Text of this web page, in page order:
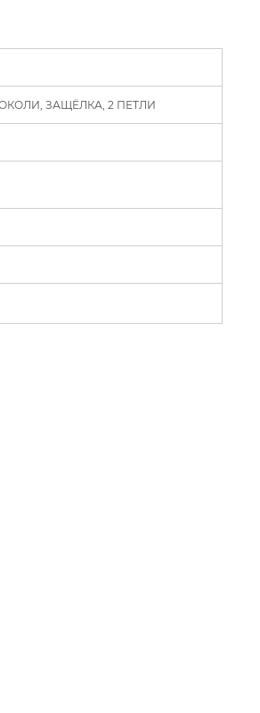
ЗАЩЁЛКА, 2 ПЕТЛИ